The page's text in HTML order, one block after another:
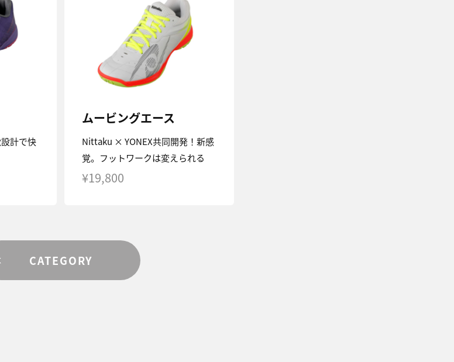
計で快
ムービングエース
Nittaku × YONEX共同開発！新感
覚。フットワークは変えられる
¥19,800
CATEGORY